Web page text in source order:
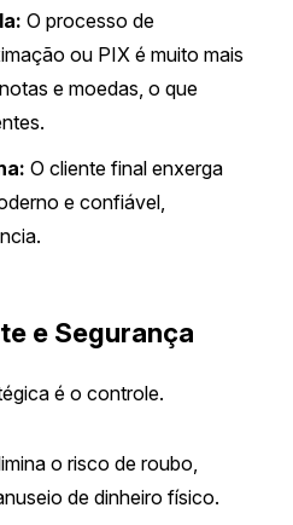
O processo de
ou PIX é muito mais
e moedas, o que
O cliente final enxerga
e confiável,
e Segurança
é o controle.
o risco de roubo,
de dinheiro físico.